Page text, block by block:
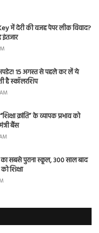
में देरी की वजह पेपर लीक विवाद?
इंतजार
अपडेट! 15 अगस्त से पहले कर लें ये
है स्कॉलरशिप
क्रांति” के व्यापक प्रभाव को
बैंस
सबसे पुराना स्कूल, 300 साल बाद
शिक्षा